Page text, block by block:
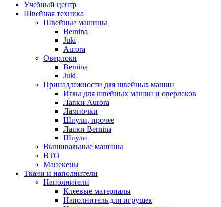
Учебный центр
Швейная техника
Швейные машины
Bernina
Juki
Aurora
Оверлоки
Bernina
Juki
Принадлежности для швейных машин
Иглы для швейных машин и оверлоков
Лапки Aurora
Лампочки
Шпули, прочее
Лапки Bernina
Шпули
Вышивальные машины
ВТО
Манекены
Ткани и наполнители
Наполнители
Клеевые материалы
Наполнитель для игрушек